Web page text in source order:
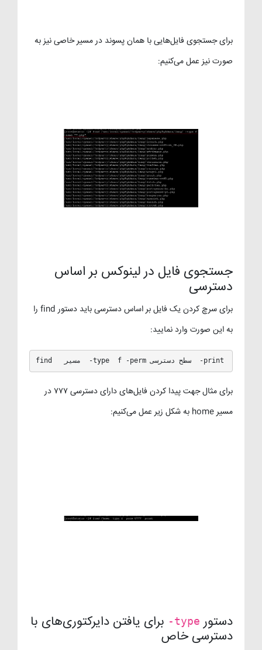
برای جستجوی فایل‌هایی با همان پسوند در مسیر خاصی نیز به
صورت نیز عمل می‌کنیم:
جستجوی فایل در لینوکس بر اساس
دسترسی
برای سرچ کردن یک فایل بر اساس دسترسی باید دستور find را
به این صورت وارد نمایید:
find   مسیر  -type  f -perm سطح دسترسی  -print
برای مثال جهت پیدا کردن فایل‌های دارای دسترسی ۷۷۷ در
مسیر home به شکل زیر عمل می‌کنیم:
دستور -type برای یافتن دایرکتوری‌های با
دسترسی خاص